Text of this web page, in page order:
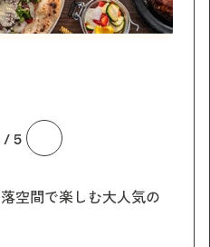
/5
空間で楽しむ大人気の